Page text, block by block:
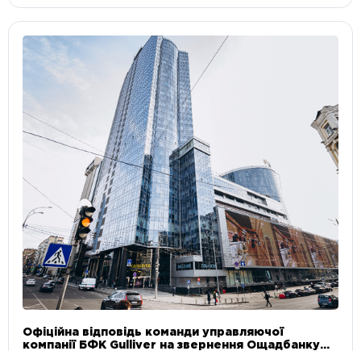
Офіційна відповідь команди управляючої
компанії БФК Gulliver на звернення Ощадбанку